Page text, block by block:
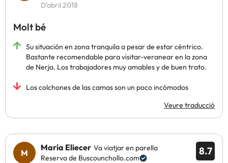
D’abril 2018
Molt bé
Su situación en zona tranquila a pesar de estar céntrico.
Bastante recomendable para visitar-veranear en la zona
de Nerja. Los trabajadores muy amables y de buen trato.
Los colchones de las camas son un poco incómodos
Veure traducció
8.7
María Eliecer Va viatjar en parella
Reserva de Buscounchollo.com